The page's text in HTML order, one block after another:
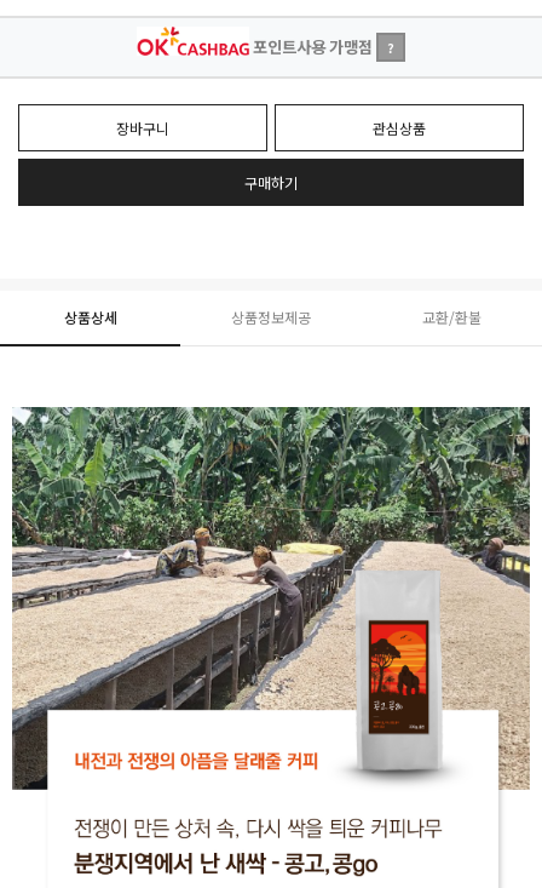
포인트사용 가맹점 ?
장바구니 관심상품
구매하기
상품상세 상품정보제공 교환/환불